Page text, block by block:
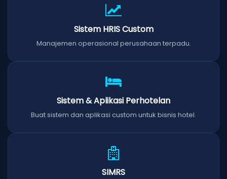
Sistem HRIS Custom
Manajemen operasional perusahaan terpadu.
Sistem & Aplikasi Perhotelan
Buat sistem dan aplikasi custom untuk bisnis hotel.
SIMRS